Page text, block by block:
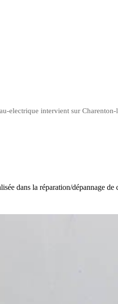
electrique intervient sur Charenton-
dans la réparation/dépannage de